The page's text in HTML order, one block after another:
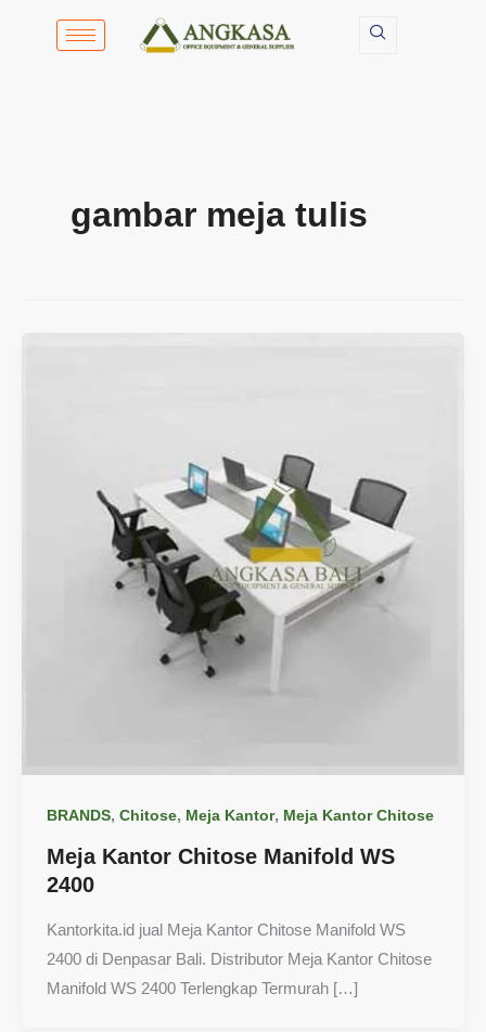
gambar meja tulis
BRANDS, Chitose, Meja Kantor, Meja Kantor Chitose
Meja Kantor Chitose Manifold WS
2400
Kantorkita.id jual Meja Kantor Chitose Manifold WS
2400 di Denpasar Bali. Distributor Meja Kantor Chitose
Manifold WS 2400 Terlengkap Termurah […]